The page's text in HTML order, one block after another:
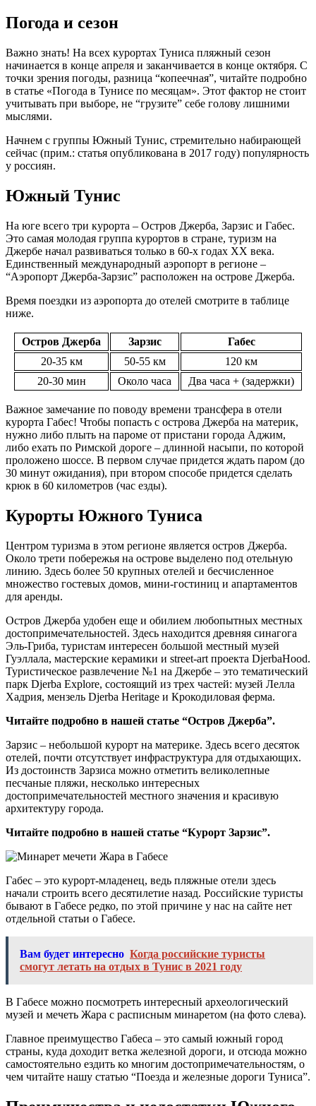
Погода и сезон
Важно знать! На всех курортах Туниса пляжный сезон
начинается в конце апреля и заканчивается в конце октября. С
точки зрения погоды, разница “копеечная”, читайте подробно
в статье «Погода в Тунисе по месяцам». Этот фактор не стоит
учитывать при выборе, не “грузите” себе голову лишними
мыслями.
Начнем с группы Южный Тунис, стремительно набирающей
сейчас (прим.: статья опубликована в 2017 году) популярность
у россиян.
Южный Тунис
На юге всего три курорта – Остров Джерба, Зарзис и Габес.
Это самая молодая группа курортов в стране, туризм на
Джербе начал развиваться только в 60-х годах XX века.
Единственный международный аэропорт в регионе –
“Аэропорт Джерба-Зарзис” расположен на острове Джерба.
Время поездки из аэропорта до отелей смотрите в таблице
ниже.
Остров Джерба Зарзис
Габес
20-35 км
50-55 км
120 км
20-30 мин
Около часа Два часа + (задержки)
Важное замечание по поводу времени трансфера в отели
курорта Габес! Чтобы попасть с острова Джерба на материк,
нужно либо плыть на пароме от пристани города Аджим,
либо ехать по Римской дороге – длинной насыпи, по которой
проложено шоссе. В первом случае придется ждать паром (до
30 минут ожидания), при втором способе придется сделать
крюк в 60 километров (час езды).
Курорты Южного Туниса
Центром туризма в этом регионе является остров Джерба.
Около трети побережья на острове выделено под отельную
линию. Здесь более 50 крупных отелей и бесчисленное
множество гостевых домов, мини-гостиниц и апартаментов
для аренды.
Остров Джерба удобен еще и обилием любопытных местных
достопримечательностей. Здесь находится древняя синагога
Эль-Гриба, туристам интересен большой местный музей
Гуэллала, мастерские керамики и street-art проекта DjerbaHood.
Туристическое развлечение №1 на Джербе – это тематический
парк Djerba Explore, состоящий из трех частей: музей Лелла
Хадрия, мензель Djerba Heritage и Крокодиловая ферма.
Читайте подробно в нашей статье “Остров Джерба”.
Зарзис – небольшой курорт на материке. Здесь всего десяток
отелей, почти отсутствует инфраструктура для отдыхающих.
Из достоинств Зарзиса можно отметить великолепные
песчаные пляжи, несколько интересных
достопримечательностей местного значения и красивую
архитектуру города.
Читайте подробно в нашей статье “Курорт Зарзис”.
Габес – это курорт-младенец, ведь пляжные отели здесь
начали строить всего десятилетие назад. Российские туристы
бывают в Габесе редко, по этой причине у нас на сайте нет
отдельной статьи о Габесе.
Вам будет интересно Когда российские туристы
смогут летать на отдых в Тунис в 2021 году
В Габесе можно посмотреть интересный археологический
музей и мечеть Жара с расписным минаретом (на фото слева).
Главное преимущество Габеса – это самый южный город
страны, куда доходит ветка железной дороги, и отсюда можно
самостоятельно ездить ко многим достопримечательностям, о
чем читайте нашу статью “Поезда и железные дороги Туниса”.